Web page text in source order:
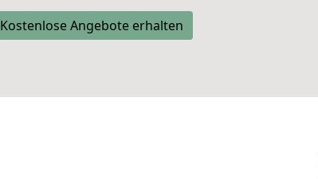
Kostenlose Angebote erhalten